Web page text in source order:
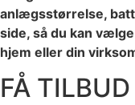
anlægsstørrelse,
side, så du kan
hjem eller din
FÅ